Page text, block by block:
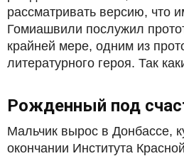
рассматривать версию, что
Гомиашвили послужил
крайней мере, одним из
литературного героя. Так
Рожденный под
Мальчик вырос в Донбассе,
окончании Института